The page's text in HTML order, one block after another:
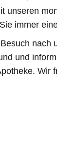
unseren
immer
nach
und
Wir